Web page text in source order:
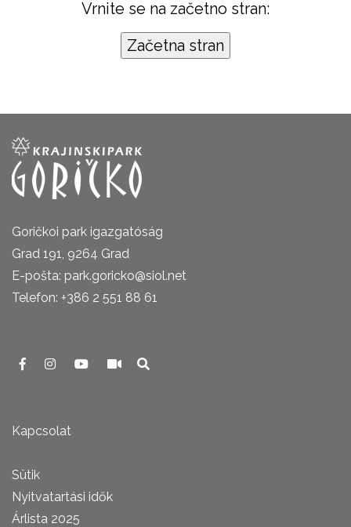
Vrnite se na začetno stran:
Goričkoi park igazgatóság
Grad 191, 9264 Grad
E-pošta: park.goricko@siol.net
Telefon: +386 2 551 88 61
Kapcsolat
Sütik
Nyitvatartási idők
Árlista 2025